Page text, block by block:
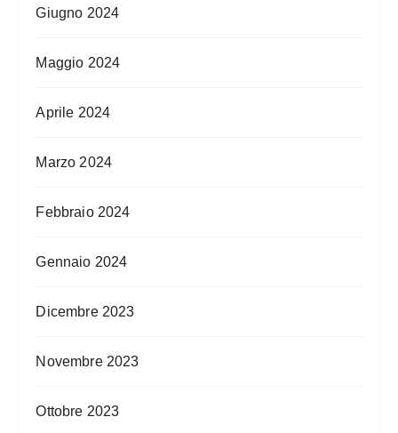
Giugno 2024
Maggio 2024
Aprile 2024
Marzo 2024
Febbraio 2024
Gennaio 2024
Dicembre 2023
Novembre 2023
Ottobre 2023